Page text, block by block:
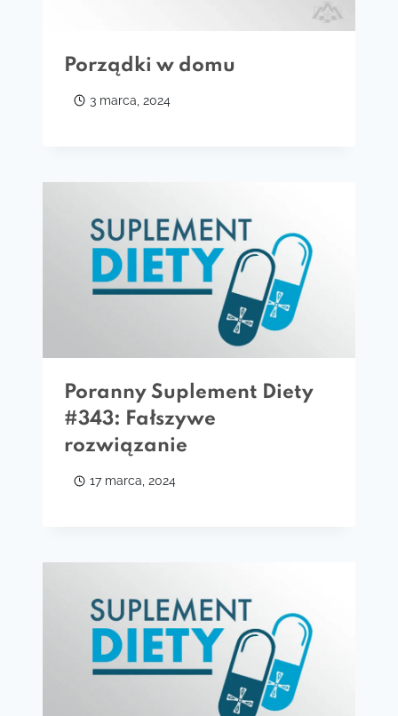
Porządki w domu
3 marca, 2024
Poranny Suplement Diety
#343: Fałszywe
rozwiązanie
17 marca, 2024